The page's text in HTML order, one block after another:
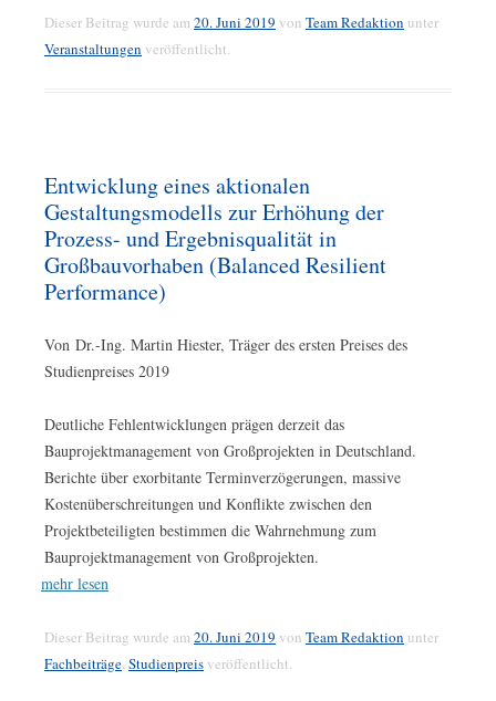
Dieser Beitrag wurde am20. Juni 2019 von Team Redaktion unter
Veranstaltungen veröffentlicht.
Entwicklung eines aktionalen
Gestaltungsmodells zur Erhöhung der
Prozess- und Ergebnisqualität in
Großbauvorhaben (Balanced Resilient
Performance)
Von Dr.-Ing. Martin Hiester, Träger des ersten Preises des
Studienpreises 2019
Deutliche Fehlentwicklungen prägen derzeit das
Bauprojektmanagement von Großprojekten in Deutschland.
Berichte über exorbitante Terminverzögerungen, massive
Kostenüberschreitungen und Konflikte zwischen den
Projektbeteiligten bestimmen die Wahrnehmung zum
Bauprojektmanagement von Großprojekten.
mehr lesen
Dieser Beitrag wurde am20. Juni 2019 von Team Redaktion unter
Fachbeiträge, Studienpreis veröffentlicht.